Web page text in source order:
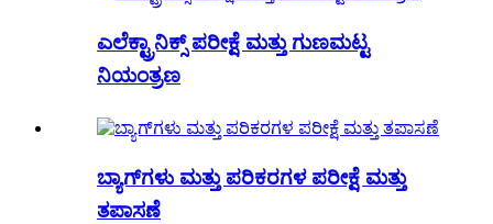
ಎಲೆಕ್ಟ್ರಾನಿಕ್ಸ್ ಪರೀಕ್ಷೆ ಮತ್ತು ಗುಣಮಟ್ಟ
ನಿಯಂತ್ರಣ
ಬ್ಯಾಗ್‌ಗಳು ಮತ್ತು ಪರಿಕರಗಳ ಪರೀಕ್ಷೆ ಮತ್ತು
ತಪಾಸಣೆ